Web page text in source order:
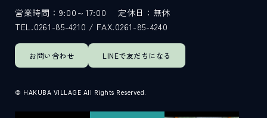
お問い合わせ LINEで友だちになる
営業時間：9:00～17:00
定休日：無休
TEL.0261-85-4210 / FAX.0261-85-4240
© HAKUBA VILLAGE All Rights Reserved.